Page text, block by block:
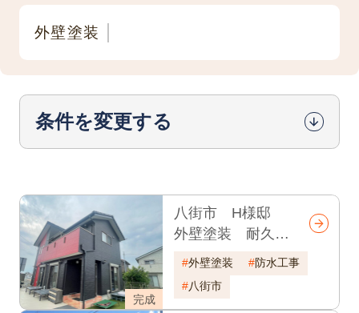
外壁塗装
条件を変更する
完成
八街市 H様邸
外壁塗装 耐久年
数17年
外壁塗装
防水工事
八街市